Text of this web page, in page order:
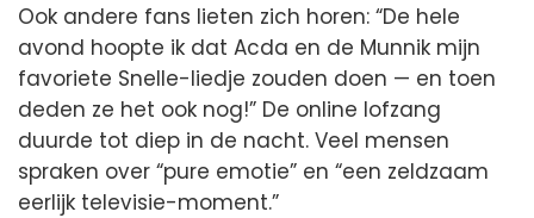
Ook andere fans lieten zich horen: “De hele
avond hoopte ik dat Acda en de Munnik mijn
favoriete Snelle-liedje zouden doen — en toen
deden ze het ook nog!” De online lofzang
duurde tot diep in de nacht. Veel mensen
spraken over “pure emotie” en “een zeldzaam
eerlijk televisie-moment.”